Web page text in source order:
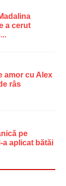
a cerut
amor cu Alex
râs
pe
a aplicat bătăi